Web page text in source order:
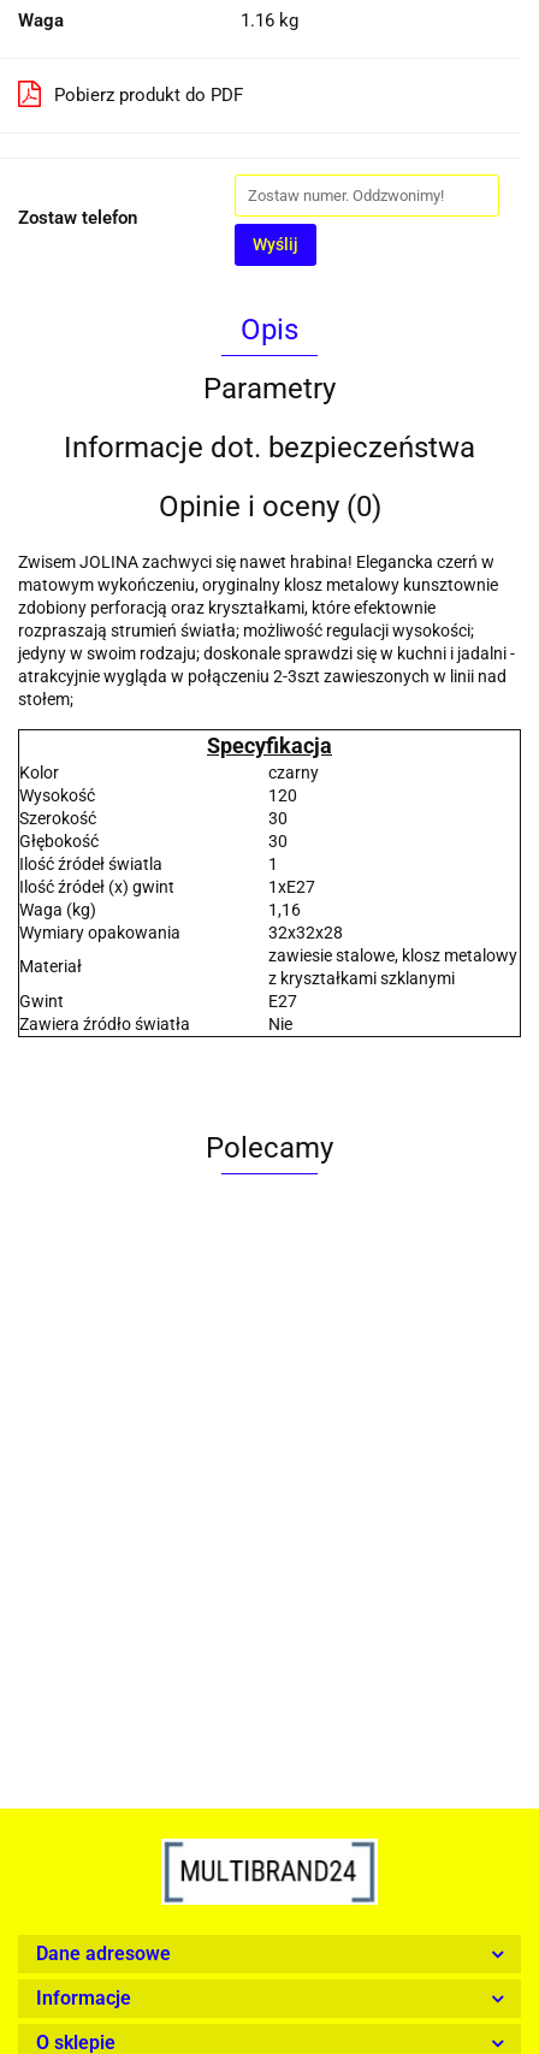
Waga 1.16 kg
Pobierz produkt do PDF
Zostaw telefon
Wyślij
Opis
Parametry
Informacje dot. bezpieczeństwa
Opinie i oceny (0)
Zwisem JOLINA zachwyci się nawet hrabina! Elegancka czerń w
matowym wykończeniu, oryginalny klosz metalowy kunsztownie
zdobiony perforacją oraz kryształkami, które efektownie
rozpraszają strumień światła; możliwość regulacji wysokości;
jedyny w swoim rodzaju; doskonale sprawdzi się w kuchni i jadalni -
atrakcyjnie wygląda w połączeniu 2-3szt zawieszonych w linii nad
stołem;
Specyfikacja
Kolor
czarny
Wysokość
120
Szerokość
30
Głębokość
30
Ilość źródeł światla
1
Ilość źródeł (x) gwint
1xE27
Waga (kg)
1,16
Wymiary opakowania
32x32x28
Materiał
zawiesie stalowe, klosz metalowy
z kryształkami szklanymi
Gwint
E27
Zawiera źródło światła
Nie
Polecamy
Dane adresowe
Informacje
O sklepie